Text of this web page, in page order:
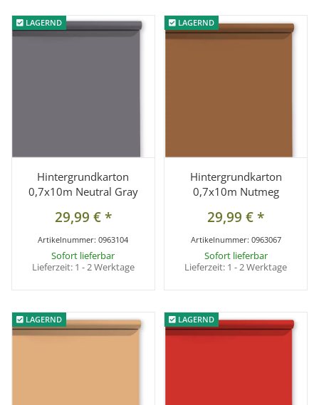
LAGERND
LAGERND
Hintergrundkarton
0,7x10m Neutral Gray
29,99 €*
Artikelnummer:0963104
Sofort lieferbar
Lieferzeit: 1 - 2 Werktage
LAGERND
LAGERND
Hintergrundkarton
0,7x10m Nutmeg
29,99 €*
Artikelnummer: 0963067
Sofort lieferbar
Lieferzeit: 1 - 2 Werktage
LAGERND
LAGERND LAGERND
LAGERND